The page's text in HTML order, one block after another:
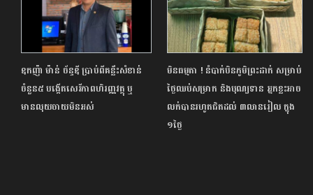
ឧកញ៉ា ម៉ាន់ ច័ន្ទឌី ប្រាប់ពីគន្លឹះសំខាន់
ចំនួន៥ បង្កើតសេរីភាពហិរញ្ញវត្ថុ ឬ
មានលុយចាយមិនអស់
មិនធម្មតា ! នំបាក់បិនភូមិព្រះដាក់ សម្រាប់
ថ្ងៃឈប់សម្រាក និងបុណ្យទាន អ្នកខ្លះអាច
លក់បានរហូតជិតដល់ ៣លានរៀល ក្នុង
១ថ្ងៃ